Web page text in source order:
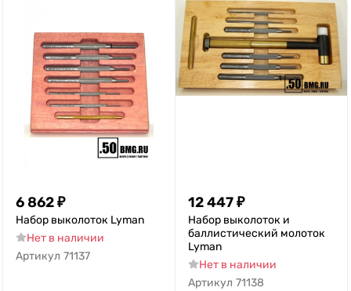
6 862₽
Набор выколоток Lyman
Нет в наличии
Артикул 71137
12 447₽
Набор выколоток и
баллистический молоток
Lyman
Нет в наличии
Артикул 71138